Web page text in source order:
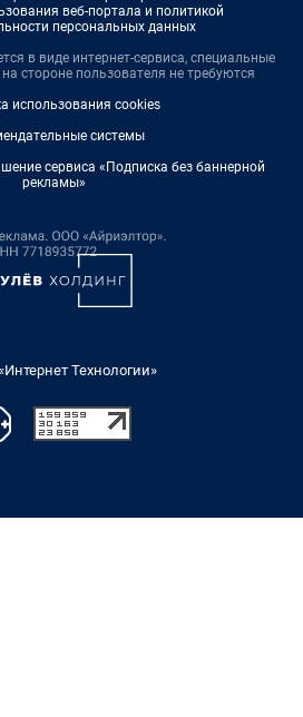
веб-портала и политикой
персональных данных
в виде интернет-сервиса, специальные
стороне пользователя не требуются
использования cookies
системы
сервиса «Подписка без баннерной
рекламы»
Технологии»